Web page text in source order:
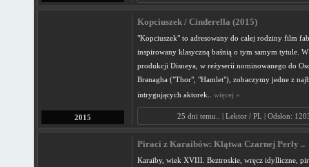
2015
Kopciuszek / Cinderella (2015)
"Kopciuszek" to adresowany do całej rodziny film
inspirowany klasyczną baśnią o tym samym tytule.
produkcji Disneya, w reżyserii nominowanego do
Branagha ("Thor", "Hamlet"), zobaczymy jedne z
intrygujących aktorek.. więcej »
25 dni temu.. | Lektor / PL | Odsłon:
Piraci z Karaibów: Klątwa Czarnej Perły ..
Karaiby, wiek XVIII. Beztroskie, wręcz idylliczne,